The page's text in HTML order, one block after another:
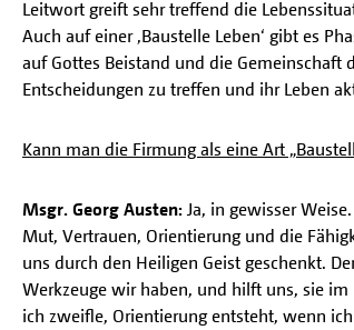
Leitwort greift sehr treffend die
Auch auf einer ‚Baustelle Leben‘ gibt es
auf Gottes Beistand und die Gemeinschaft
Entscheidungen zu treffen und ihr Leben
Kann man die Firmung als eine Art
Msgr. Georg Austen: Ja, in gewisser
Mut, Vertrauen, Orientierung und die
uns durch den Heiligen Geist geschenkt.
Werkzeuge wir haben, und hilft uns, sie
ich zweifle, Orientierung entsteht, wenn